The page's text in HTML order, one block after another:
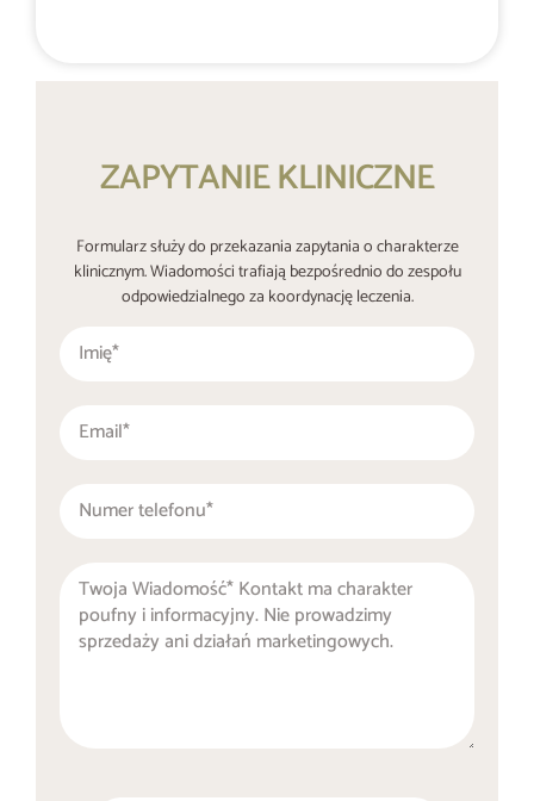
ZAPYTANIE KLINICZNE
Formularz służy do przekazania zapytania o charakterze
klinicznym. Wiadomości trafiają bezpośrednio do zespołu
odpowiedzialnego za koordynację leczenia.